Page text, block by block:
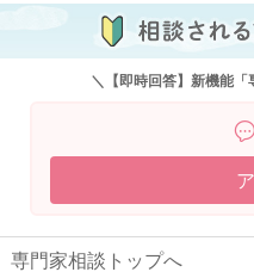
＼【即時回答】新機能
専門家相談トップへ